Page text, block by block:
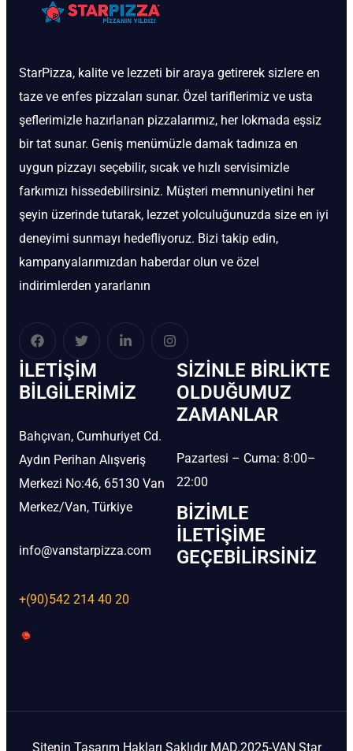
StarPizza, kalite ve lezzeti bir araya getirerek sizlere en
taze ve enfes pizzaları sunar. Özel tariflerimiz ve usta
şeflerimizle hazırlanan pizzalarımız, her lokmada eşsiz
bir tat sunar. Geniş menümüzle damak tadınıza en
uygun pizzayı seçebilir, sıcak ve hızlı servisimizle
farkımızı hissedebilirsiniz. Müşteri memnuniyetini her
şeyin üzerinde tutarak, lezzet yolculuğunuzda size en iyi
deneyimi sunmayı hedefliyoruz. Bizi takip edin,
kampanyalarımızdan haberdar olun ve özel
indirimlerden yararlanın
İLETIŞIM
BİLGILERIMIZ
Bahçıvan, Cumhuriyet Cd.
Aydın Perihan Alışveriş
Merkezi No:46, 65130 Van
Merkez/Van, Türkiye
info@vanstarpizza.com
+(90)542 214 40 20
SIZINLE BIRLIKTE
OLDUĞUMUZ
ZAMANLAR
Pazartesi – Cuma: 8:00–
22:00
BIZIMLE
İLETIŞIME
GEÇEBILIRSINIZ
Sitenin Tasarım Hakları Saklıdır MAD.2025-VAN Star